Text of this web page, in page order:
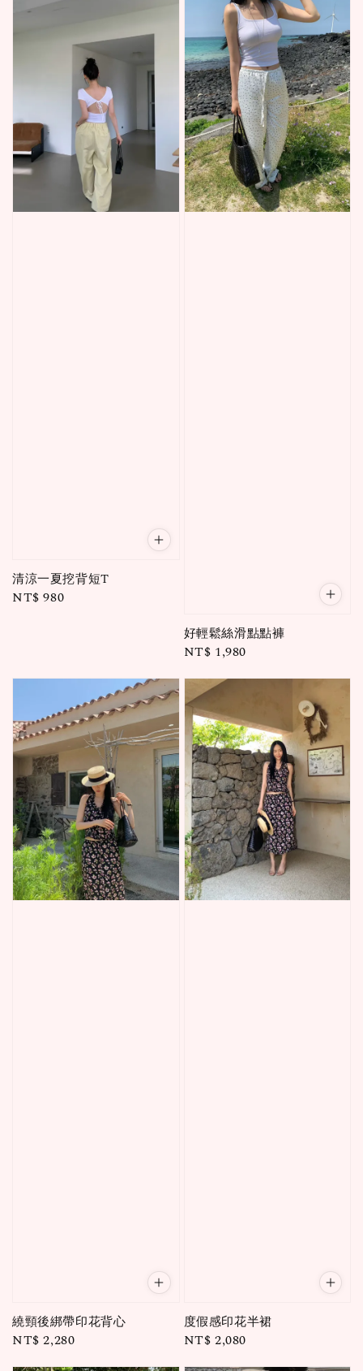
清涼一夏挖背短T
Regular
NT$ 980
好輕鬆絲滑點點褲
Regular
NT$ 1,980
繞頸後綁帶印花背心
Regular
NT$ 2,280
度假感印花半裙
Regular
NT$ 2,080